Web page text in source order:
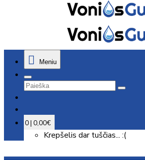
Meniu
0 | 0,00€
Krepšelis dar tuščias... :(